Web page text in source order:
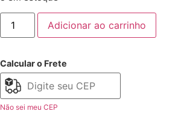
Adicionar ao carrinho
Calcular o Frete
Não sei meu CEP